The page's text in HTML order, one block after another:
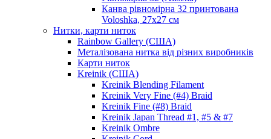
Канва рівномірна 32 принтована
Voloshka, 27х27 см
Нитки, карти ниток
Rainbow Gallery (США)
Металізована нитка від різних виробників
Карти ниток
Kreinik (США)
Kreinik Blending Filament
Kreinik Very Fine (#4) Braid
Kreinik Fine (#8) Braid
Kreinik Japan Thread #1, #5 & #7
Kreinik Ombre